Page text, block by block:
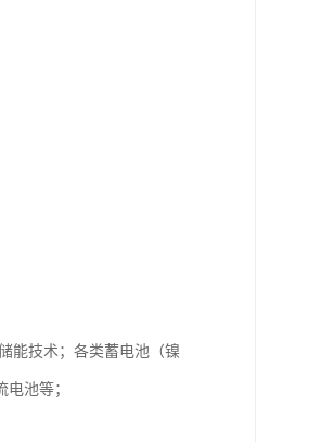
能技术；各类蓄电池（镍
池等；